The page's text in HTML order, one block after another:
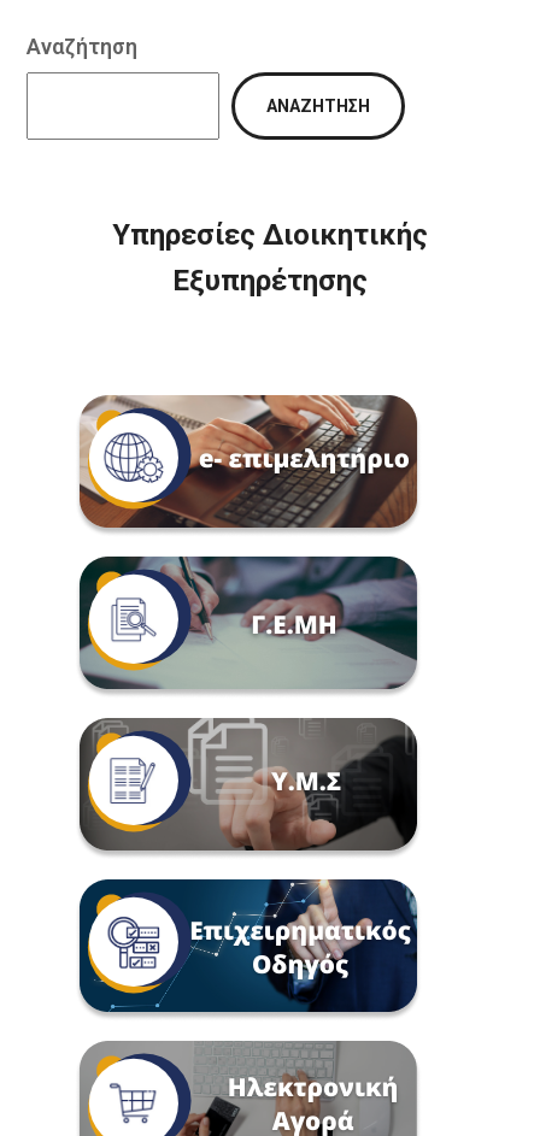
Αναζήτηση
ΑΝΑΖΉΤΗΣΗ
Υπηρεσίες Διοικητικής
Εξυπηρέτησης